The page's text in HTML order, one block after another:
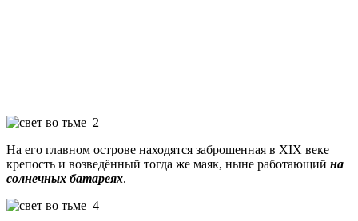
На его главном острове находятся заброшенная в XIX веке
крепость и возведённый тогда же маяк, ныне работающий на
солнечных батареях.